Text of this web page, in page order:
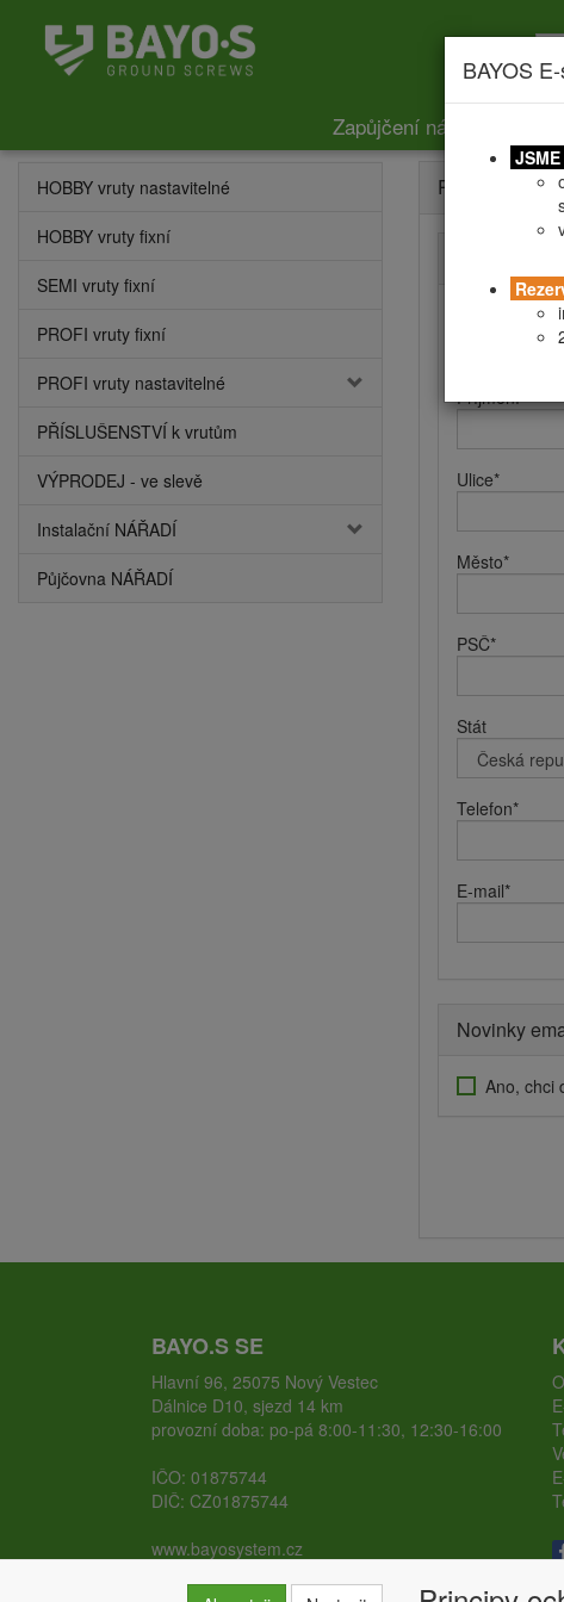
Zapůjčení nářadí
HOBBY vruty nastavitelné
HOBBY vruty fixní
SEMI vruty fixní
PROFI vruty fixní
PROFI vruty nastavitelné
PŘÍSLUŠENSTVÍ k vrutům
VÝPRODEJ - ve slevě
Instalační NÁŘADÍ
Půjčovna NÁŘADÍ
Registrace
Příjmení*
Ulice*
Město*
PSČ*
Stát
Telefon*
E-mail*
Novinky
Ano, chci
BAYO.S SE
Hlavní 96, 25075 Nový Vestec
Dálnice D10, sjezd 14 km
provozní doba: po-pá 8:00-11:30, 12:30-16:00
IČO: 01875744
DIČ: CZ01875744
www.bayosystem.cz
BAYOS